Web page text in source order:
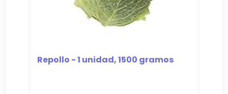
Repollo - 1 unidad, 1500 gramos